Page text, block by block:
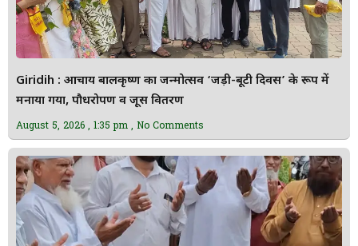
Giridih : आचार्य बालकृष्ण का जन्मोत्सव ‘जड़ी-बूटी दिवस’ के रूप में
मनाया गया, पौधरोपण व जूस वितरण
August 5, 2026 1:35 pm No Comments